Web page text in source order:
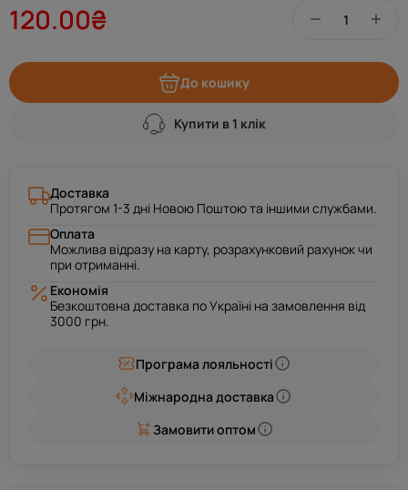
120.00₴
До кошику
Купити в 1 клік
Доставка
Протягом 1-3 дні Новою Поштою та іншими службами.
Оплата
Можлива відразу на карту, розрахунковий рахунок чи
при отриманні.
Економія
Безкоштовна доставка по Україні на замовлення від
3000 грн.
Програма лояльності
Міжнародна доставка
Замовити оптом